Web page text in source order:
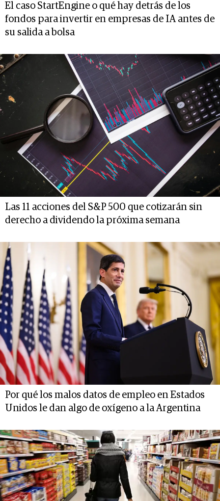
El caso StartEngine o qué hay detrás de los
fondos para invertir en empresas de IA antes de
su salida a bolsa
Las 11 acciones del S&P 500 que cotizarán sin
derecho a dividendo la próxima semana
Por qué los malos datos de empleo en Estados
Unidos le dan algo de oxígeno a la Argentina